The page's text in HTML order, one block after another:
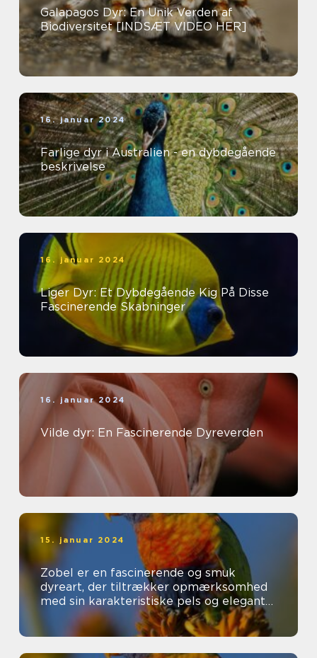
Galapagos Dyr: En Unik Verden af
Biodiversitet [INDSÆT VIDEO HER]
16. januar 2024
Farlige dyr i Australien - en dybdegående
beskrivelse
16. januar 2024
Liger Dyr: Et Dybdegående Kig På Disse
Fascinerende Skabninger
16. januar 2024
Vilde dyr: En Fascinerende Dyreverden
15. januar 2024
Zobel er en fascinerende og smuk
dyreart, der tiltrækker opmærksomhed
med sin karakteristiske pels og elegante
udseende